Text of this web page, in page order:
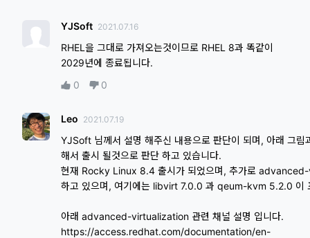
YJSoft 2021.07.16
RHEL을 그대로 가져오는것이므로 RHEL 8과 똑같이
2029년에 종료됩니다.
0
0
Leo 2021.07.19
YJSoft 님께서 설명 해주신 내용으로 판단이 되며, 아래 그
해서 출시 될것으로 판단 하고 있습니다.
현재 Rocky Linux 8.4 출시가 되었으며, 추가로
하고 있으며, 여기에는 libvirt 7.0.0 과 qeum-kvm 5.2.0 이
아래 advanced-virtualization 관련 채널 설명 입니다.
https://access.redhat.com/documentation/en-